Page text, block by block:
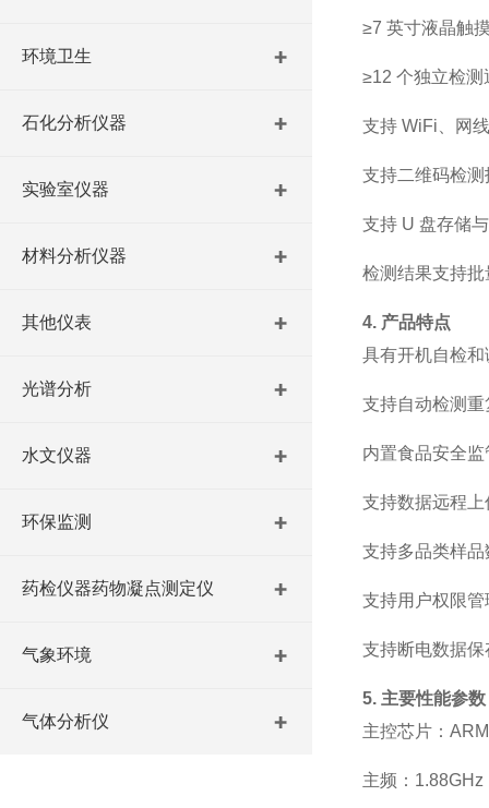
≥7 英寸液晶触
≥12 个独立检测
支持WiFi 、网
支持二维码检测
支持U 盘存储
检测结果支持批
4. 产品特点
具有开机自检和
支持自动检测重
内置食品安全监
支持数据远程上
支持多品类样品
支持用户权限管
支持断电数据保
5. 主要性能参数
主控芯片：
主频： 1.88GHz
环境卫生
石化分析仪器
实验室仪器
材料分析仪器
其他仪表
光谱分析
水文仪器
环保监测
药检仪器药物凝点测定仪
气象环境
气体分析仪